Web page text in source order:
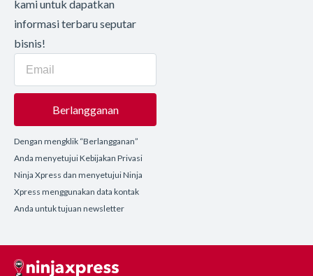
kami untuk dapatkan
informasi terbaru seputar
bisnis!
Berlangganan
Dengan mengklik “Berlangganan”
Anda menyetujui Kebijakan Privasi
Ninja Xpress dan menyetujui Ninja
Xpress menggunakan data kontak
Anda untuk tujuan newsletter